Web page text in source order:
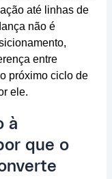
até linhas de
não é
entre
próximo ciclo de
ele.
à
que o